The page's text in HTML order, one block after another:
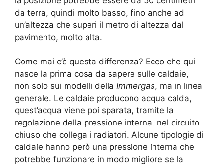
da terra, quindi molto basso, fino anche ad
un’altezza che superi il metro di altezza dal
pavimento, molto alta.
Come mai c’è questa differenza? Ecco che qui
nasce la prima cosa da sapere sulle caldaie,
non solo sui modelli della Immergas, ma in linea
generale. Le caldaie producono acqua calda,
quest’acqua viene poi sparata, tramite la
regolazione della pressione interna, nel circuito
chiuso che collega i radiatori. Alcune tipologie di
caldaie hanno però una pressione interna che
potrebbe funzionare in modo migliore se la